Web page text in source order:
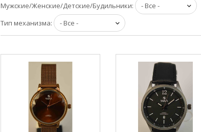
Мужские/Женские/Детские/Будильники:
Тип механизма: